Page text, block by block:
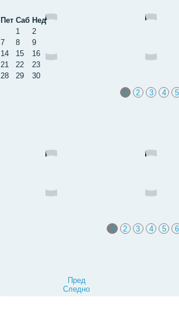
Пет Саб Нед
1
2
7 8
9
14 15
16
21 22
23
28 29
30
1 2 3 4 5
1 2 3 4 5 6
Пред
Следно